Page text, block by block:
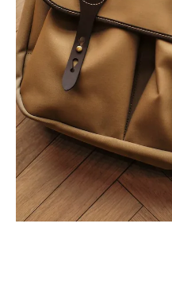
SHOP
INFORMATION
ご利用ガイド
プライバシーポリシー
特定商取引法について
お問い合わせ
OFFICIAL WEB SITE